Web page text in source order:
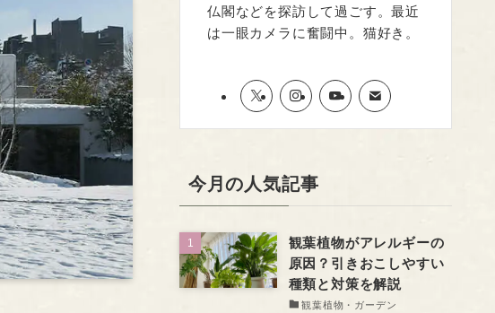
仏閣などを探訪して過ごす。最近
は一眼カメラに奮闘中。猫好き。
今月の人気記事
観葉植物がアレルギーの
原因？引きおこしやすい
種類と対策を解説
観葉植物・ガーデン